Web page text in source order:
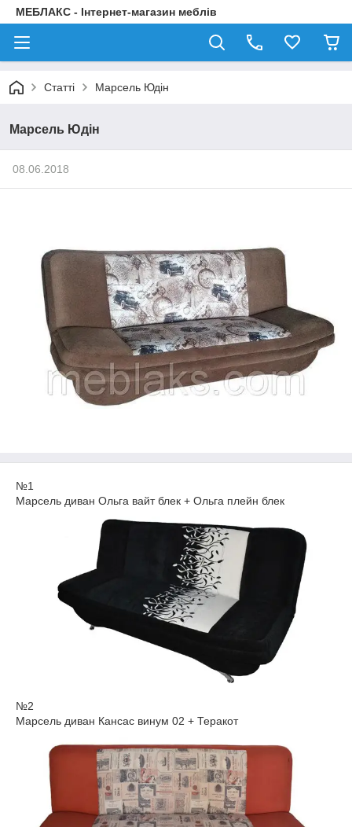
МЕБЛАКС - Інтернет-магазин меблів
Статті Марсель Юдін
Марсель Юдін
08.06.2018
№1
Марсель диван Ольга вайт блек + Ольга плейн блек
№2
Марсель диван Кансас винум 02 + Теракот